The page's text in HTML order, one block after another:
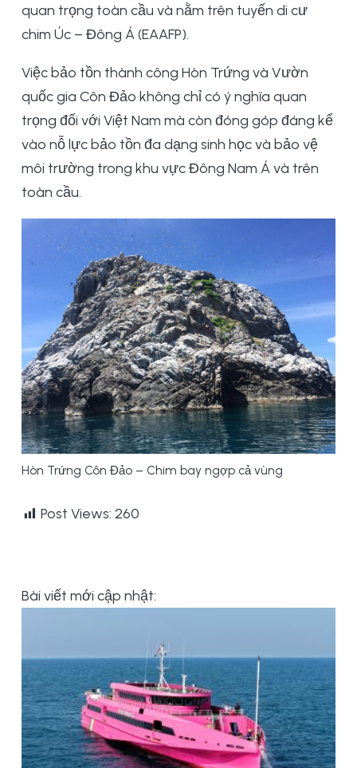
quan trọng toàn cầu và nằm trên tuyến di cư
chim Úc – Đông Á (EAAFP).
Việc bảo tồn thành công Hòn Trứng và Vườn
quốc gia Côn Đảo không chỉ có ý nghĩa quan
trọng đối với Việt Nam mà còn đóng góp đáng kể
vào nỗ lực bảo tồn đa dạng sinh học và bảo vệ
môi trường trong khu vực Đông Nam Á và trên
toàn cầu.
Hòn Trứng Côn Đảo – Chim bay ngợp cả vùng
Post Views: 260
Bài viết mới cập nhật: